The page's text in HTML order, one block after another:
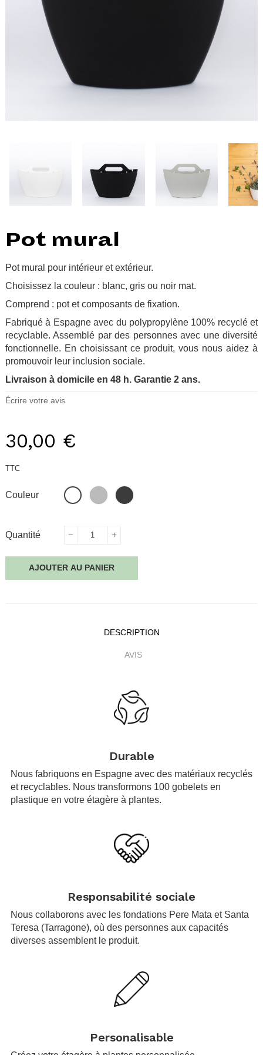
Pot mural
Pot mural pour intérieur et extérieur.
Choisissez la couleur : blanc, gris ou noir mat.
Comprend : pot et composants de fixation.
Fabriqué à Espagne avec du polypropylène 100% recyclé et
recyclable. Assemblé par des personnes avec une diversité
fonctionnelle. En choisissant ce produit, vous nous aidez à
promouvoir leur inclusion sociale.
Livraison à domicile en 48 h. Garantie 2 ans.
Écrire votre avis
30,00 €
TTC
Couleur Blanc Gris Noir
Quantité
AJOUTER AU PANIER
DESCRIPTION
AVIS
Durable
Nous fabriquons en Espagne avec des matériaux recyclés
et recyclables. Nous transformons 100 gobelets en
plastique en votre étagère à plantes.
Responsabilité sociale
Nous collaborons avec les fondations Pere Mata et Santa
Teresa (Tarragone), où des personnes aux capacités
diverses assemblent le produit.
Personalisable